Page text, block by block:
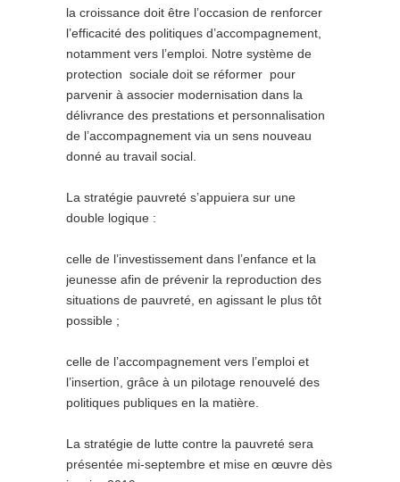
la croissance doit être l’occasion de renforcer
l’efficacité des politiques d’accompagnement,
notamment vers l’emploi. Notre système de
protection sociale doit se réformer pour
parvenir à associer modernisation dans la
délivrance des prestations et personnalisation
de l’accompagnement via un sens nouveau
donné au travail social.
La stratégie pauvreté s’appuiera sur une
double logique :
celle de l’investissement dans l’enfance et la
jeunesse afin de prévenir la reproduction des
situations de pauvreté, en agissant le plus tôt
possible ;
celle de l’accompagnement vers l’emploi et
l’insertion, grâce à un pilotage renouvelé des
politiques publiques en la matière.
La stratégie de lutte contre la pauvreté sera
présentée mi-septembre et mise en œuvre dès